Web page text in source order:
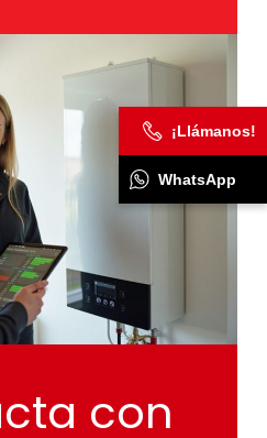
con
¡Llámanos!
WhatsApp